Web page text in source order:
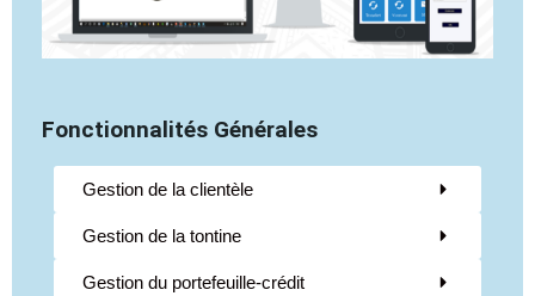
Fonctionnalités Générales
Gestion de la clientèle
Gestion de la tontine
Gestion du portefeuille-crédit